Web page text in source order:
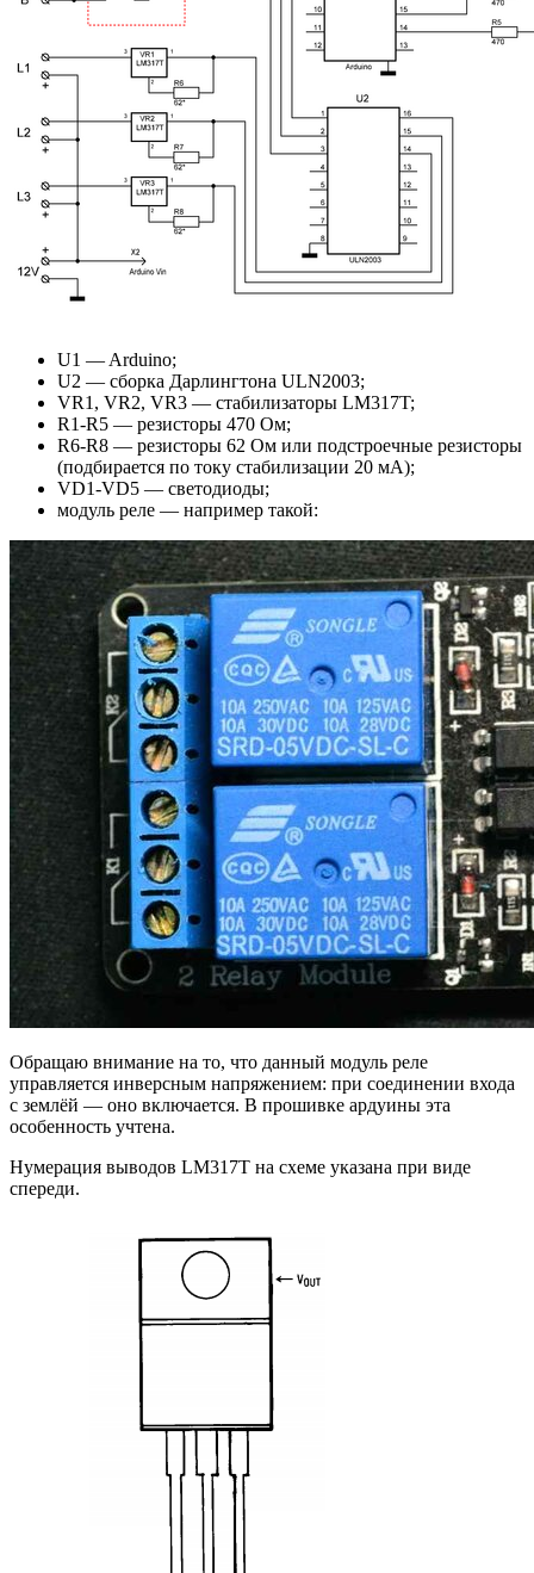
U1 — Arduino;
U2 — сборка Дарлингтона ULN2003;
VR1, VR2, VR3 — стабилизаторы LM317T;
R1-R5 — резисторы 470 Ом;
R6-R8 — резисторы 62 Ом или подстроечные резисторы
(подбирается по току стабилизации 20 мА);
VD1-VD5 — светодиоды;
модуль реле — например такой:
Обращаю внимание на то, что данный модуль реле
управляется инверсным напряжением: при соединении входа
с землёй — оно включается. В прошивке ардуины эта
особенность учтена.
Нумерация выводов LM317T на схеме указана при виде
спереди.